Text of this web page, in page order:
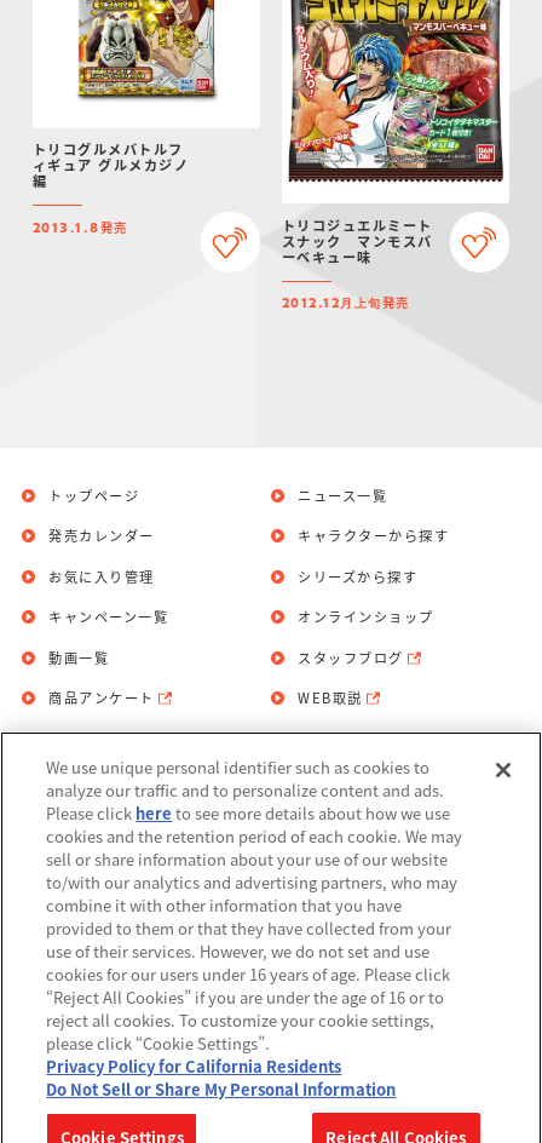
トリコグルメバトルフ
ィギュア グルメカジノ
編
2013.1.8発売
トリコジュエルミート
スナック マンモスバ
ーベキュー味
2012.12月上旬発売
トップページ
発売カレンダー
お気に入り管理
ニュース一覧
キャラクターから探す
シリーズから探す
キャンペーン一覧
動画一覧
商品アンケート
オンラインショップ
スタッフブログ
WEB取説
お問い合わせ 個人情報保護方針
利用規約
Do Not Sell or Share My Personal
Information
アレルギー情報
©BANDAI
▼コピーライト一覧を表示する
We use unique personal identifier such as cookies to
analyze our traffic and to personalize content and ads.
Please click here to see more details about how we use
cookies and the retention period of each cookie. We may
sell or share information about your use of our website
to/with our analytics and advertising partners, who may
combine it with other information that you have
provided to them or that they have collected from your
use of their services. However, we do not set and use
cookies for our users under 16 years of age. Please click
“Reject All Cookies” if you are under the age of 16 or to
reject all cookies. To customize your cookie settings,
please click “Cookie Settings”.
Privacy Policy for California Residents
Do Not Sell or Share My Personal Information
Cookie Settings Reject All Cookies